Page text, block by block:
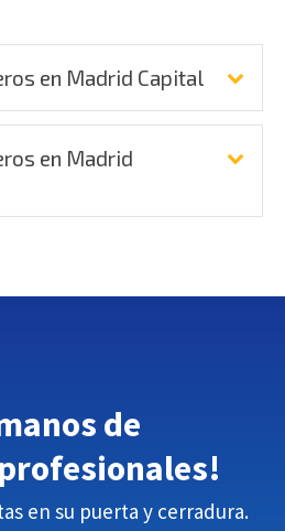
en Madrid Capital
en Madrid
de
!
en su puerta y cerradura.